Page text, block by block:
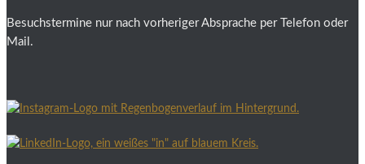
Besuchstermine nur nach vorheriger Absprache per Telefon oder
Mail.